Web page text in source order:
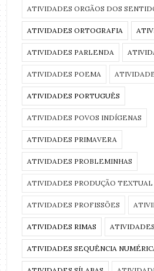
ATIVIDADES ORGÃOS DOS
ATIVIDADES ORTOGRAFIA
ATIVIDADES PARLENDA
ATIVIDADES POEMA
ATIVIDADES PORTUGUÊS
ATIVIDADES POVOS INDÍGENAS
ATIVIDADES PRIMAVERA
ATIVIDADES PROBLEMINHAS
ATIVIDADES PRODUÇÃO TEXTUAL
ATIVIDADES PROFISSÕES
ATIVIDADES RIMAS
ATIVIDADES SEQUÊNCIA